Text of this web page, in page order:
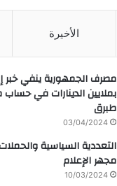
الأخيرة
مصرف الجمهورية ينفي خبر
بملايين الدينارات في
طبرق
03/04/2024
التعددية السياسية
مجهر الإعلام
10/03/2024